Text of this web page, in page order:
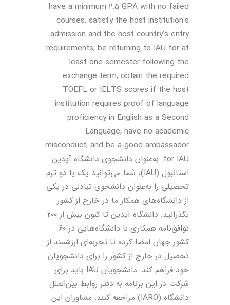
have a minimum 2.5 GPA with no failed
courses, satisfy the host institution's
admission and the host country's entry
requirements, be returning to IAU for at
least one semester following the
exchange term, obtain the required
TOEFL or IELTS scores if the host
institution requires proof of language
proficiency in English as a Second
Language, have no academic
misconduct, and be a good ambassador
for IAU. به‌عنوان دانشجوی دانشگاه آیدین
استانبول (IAU)، شما می‌توانید یک یا دو ترم
تحصیلی را به‌عنوان دانشجوی تبادلی در یکی
از دانشگاه‌های همکار ما در خارج از کشور
بگذرانید. دانشگاه آیدین تا کنون بیش از ۲۰۰
توافق‌نامه همکاری با دانشگاه‌هایی در ۶۰
کشور جهان امضا کرده تا تجربه‌ای ارزشمند از
تحصیل در خارج از کشور را برای دانشجویان
خود فراهم کند. دانشجویان IAU باید برای
شرکت در این برنامه به دفتر روابط بین‌الملل
دانشگاه (IARO) مراجعه کنند. مشاوران این